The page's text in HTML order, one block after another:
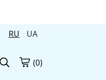
RU
UA
(0)